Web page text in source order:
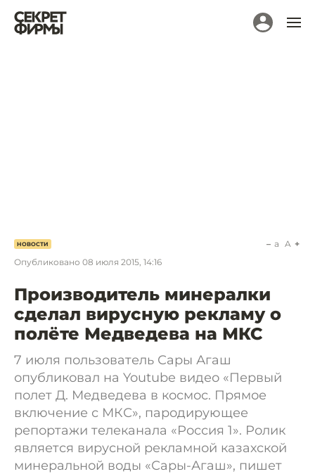
НОВОСТИ
Опубликовано 08 июля 2015, 14:16
a A
Производитель минералки
сделал вирусную рекламу о
полёте Медведева на МКС
7 июля пользователь Сары Агаш
опубликовал на Youtube видео «Первый
полет Д. Медведева в космос. Прямое
включение с МКС», пародирующее
репортажи телеканала «Россия 1». Ролик
является вирусной рекламной казахской
минеральной воды «Сары-Агаш», пишет